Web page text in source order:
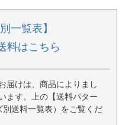
一覧表】
料はこちら
届けは、商品によりまし
ます。上の【送料パター
送料一覧表）をご覧くだ